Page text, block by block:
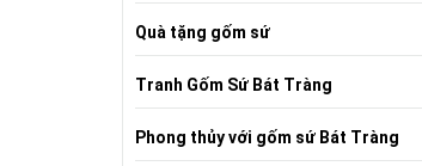
Quà tặng gốm sứ
Tranh Gốm Sứ Bát Tràng
Phong thủy với gốm sứ Bát Tràng